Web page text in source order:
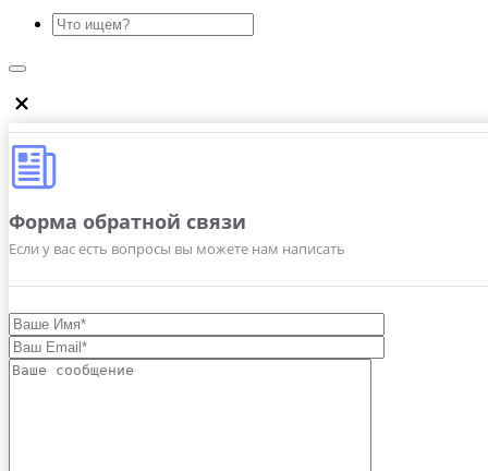
Форма обратной связи
Если у вас есть вопросы вы можете нам написать